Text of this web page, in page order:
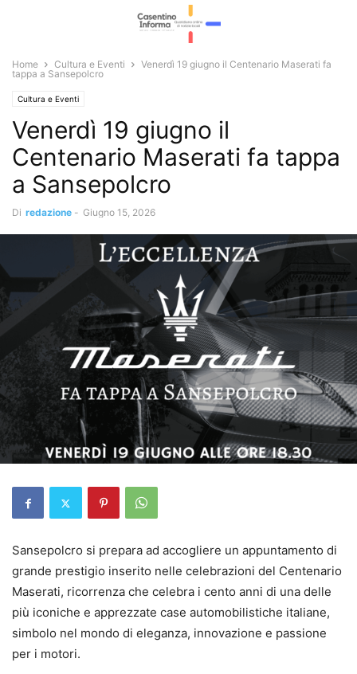
Home Cultura e Eventi
Venerdì 19 giugno il Centenario Maserati fa
tappa a Sansepolcro
Cultura e Eventi
Venerdì 19 giugno il
Centenario Maserati fa tappa
a Sansepolcro
Di redazione - Giugno 15, 2026
Sansepolcro si prepara ad accogliere un appuntamento di
grande prestigio inserito nelle celebrazioni del Centenario
Maserati, ricorrenza che celebra i cento anni di una delle
più iconiche e apprezzate case automobilistiche italiane,
simbolo nel mondo di eleganza, innovazione e passione
per i motori.